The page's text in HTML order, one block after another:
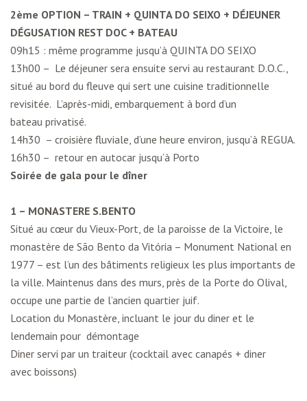
2ème OPTION – TRAIN + QUINTA DO SEIXO + DÉJEUNER
DÉGUSATION REST DOC + BATEAU
09h15 : même programme jusqu’à QUINTA DO SEIXO
13h00 – Le déjeuner sera ensuite servi au restaurant D.O.C.,
situé au bord du fleuve qui sert une cuisine traditionnelle
revisitée. L’après-midi, embarquement à bord d’un
bateau privatisé.
14h30 – croisière fluviale, d’une heure environ, jusqu’à REGUA.
16h30 – retour en autocar jusqu’à Porto
Soirée de gala pour le dîner
1 – MONASTERE S.BENTO
Situé au cœur du Vieux-Port, de la paroisse de la Victoire, le
monastère de São Bento da Vitória – Monument National en
1977 – est l’un des bâtiments religieux les plus importants de
la ville. Maintenus dans des murs, près de la Porte do Olival,
occupe une partie de l’ancien quartier juif.
Location du Monastère, incluant le jour du diner et le
lendemain pour démontage
Diner servi par un traiteur (cocktail avec canapés + diner
avec boissons)